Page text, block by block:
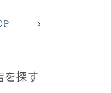
を探す